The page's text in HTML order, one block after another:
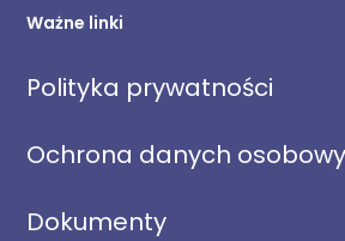
Ważne linki
Polityka prywatności
Ochrona danych
Dokumenty